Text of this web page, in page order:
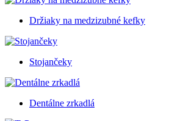
Držiaky na medzizubné kefky
Stojančeky
Dentálne zrkadlá